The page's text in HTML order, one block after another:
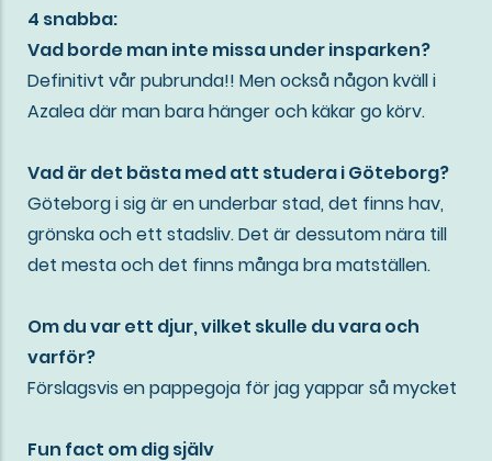
4 snabba:
Vad borde man inte missa under insparken?
Definitivt vår pubrunda!! Men också någon kväll i
Azalea där man bara hänger och käkar go körv.
Vad är det bästa med att studera i Göteborg?
Göteborg i sig är en underbar stad, det finns hav,
grönska och ett stadsliv. Det är dessutom nära till
det mesta och det finns många bra matställen.
Om du var ett djur, vilket skulle du vara och
varför?
Förslagsvis en pappegoja för jag yappar så mycket
Fun fact om dig själv